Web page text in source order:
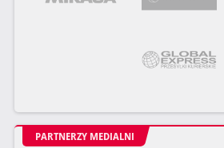
PARTNERZY MEDIALNI